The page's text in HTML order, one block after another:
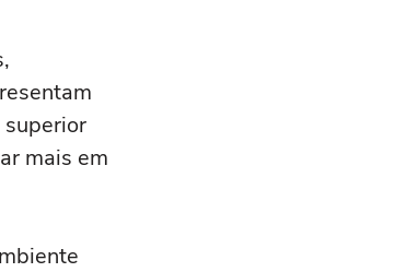
mais em